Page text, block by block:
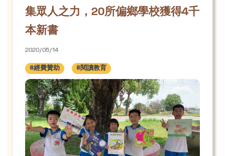
集眾人之力，20所偏鄉學校獲得4千
本新書
2020/05/14
#經費贊助 #閱讀教育